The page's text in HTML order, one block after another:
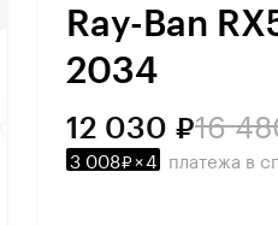
Ray-Ban
2034
16
12 030
3 008 ×4 платежа в